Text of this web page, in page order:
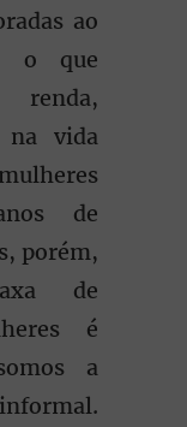
ao
o que
renda,
na vida
de
porém,
de
é
a